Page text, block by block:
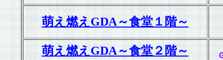
萌え燃えGDA～食堂１階～
萌え燃えGDA～食堂２階～